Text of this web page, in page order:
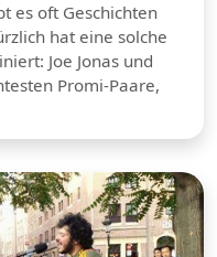
es oft Geschichten
hat eine solche
Joe Jonas und
Promi-Paare,